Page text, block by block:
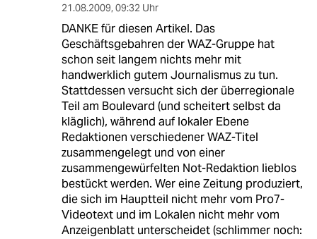
21.08.2009, 09:32 Uhr
DANKE für diesen Artikel. Das
Geschäftsgebahren der WAZ-Gruppe hat
schon seit langem nichts mehr mit
handwerklich gutem Journalismus zu tun.
Stattdessen versucht sich der überregionale
Teil am Boulevard (und scheitert selbst da
kläglich), während auf lokaler Ebene
Redaktionen verschiedener WAZ-Titel
zusammengelegt und von einer
zusammengewürfelten Not-Redaktion lieblos
bestückt werden. Wer eine Zeitung produziert,
die sich im Hauptteil nicht mehr vom Pro7-
Videotext und im Lokalen nicht mehr vom
Anzeigenblatt unterscheidet (schlimmer noch: